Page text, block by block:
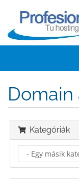
Kategóriák